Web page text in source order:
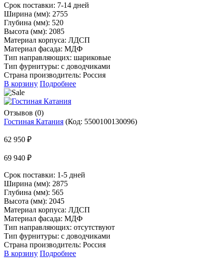
Срок поставки: 7-14 дней
Ширина (мм): 2755
Глубина (мм): 520
Высота (мм): 2085
Материал корпуса: ЛДСП
Материал фасада: МДФ
Тип направляющих: шариковые
Тип фурнитуры: с доводчиками
Страна производитель: Россия
В корзину Подробнее
Отзывов (0)
Гостиная Катания (Код: 5500100130096)
62 950 ₽
69 940 ₽
Срок поставки: 1-5 дней
Ширина (мм): 2875
Глубина (мм): 565
Высота (мм): 2045
Материал корпуса: ЛДСП
Материал фасада: МДФ
Тип направляющих: отсутствуют
Тип фурнитуры: с доводчиками
Страна производитель: Россия
В корзину Подробнее